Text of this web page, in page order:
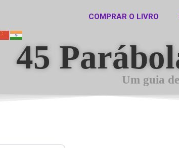
COMPRAR O LIVRO
45
Um guia